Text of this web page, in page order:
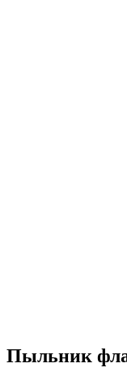
Пыльник